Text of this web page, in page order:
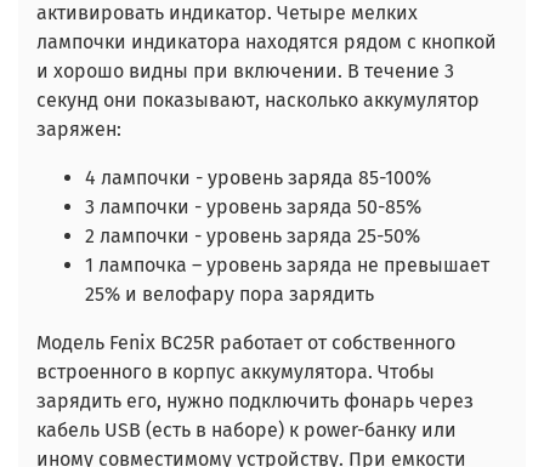
активировать индикатор. Четыре мелких
лампочки индикатора находятся рядом с кнопкой
и хорошо видны при включении. В течение 3
секунд они показывают, насколько аккумулятор
заряжен:
4 лампочки - уровень заряда 85-100%
3 лампочки - уровень заряда 50-85%
2 лампочки - уровень заряда 25-50%
1 лампочка – уровень заряда не превышает
25% и велофару пора зарядить
Модель Fenix BC25R работает от собственного
встроенного в корпус аккумулятора. Чтобы
зарядить его, нужно подключить фонарь через
кабель USB (есть в наборе) к power-банку или
иному совместимому устройству. При емкости